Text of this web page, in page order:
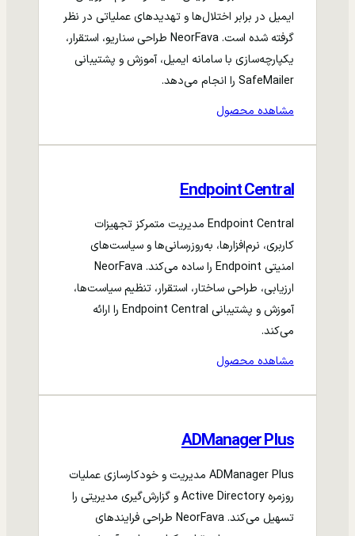
ایمیل در برابر اختلال‌ها و تهدیدهای عملیاتی در نظر
گرفته شده است. NeorFava طراحی سناریو، استقرار،
یکپارچه‌سازی با سامانه ایمیل، آموزش و پشتیبانی
SafeMailer را انجام می‌دهد.
مشاهده محصول
Endpoint Central
Endpoint Central مدیریت متمرکز تجهیزات
کاربری، نرم‌افزارها، به‌روزرسانی‌ها و سیاست‌های
امنیتی Endpoint را ساده می‌کند. NeorFava
ارزیابی، طراحی ساختار، استقرار، تنظیم سیاست‌ها،
آموزش و پشتیبانی Endpoint Central را ارائه
می‌کند.
مشاهده محصول
ADManager Plus
ADManager Plus مدیریت و خودکارسازی عملیات
روزمره Active Directory و گزارش‌گیری مدیریتی را
تسهیل می‌کند. NeorFava طراحی فرایندهای